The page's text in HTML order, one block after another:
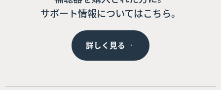
サポート情報についてはこちら。
詳しく見る